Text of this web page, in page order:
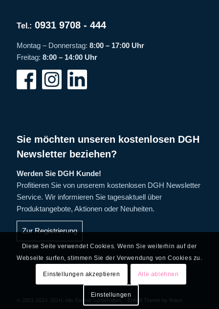
Tel.: 0931 9708 - 444
Montag – Donnerstag: 8:00 – 17:00 Uhr
Freitag: 8:00 – 14:00 Uhr
Sie möchten unseren kostenlosen DGH
Newsletter beziehen?
Werden Sie DGH Kunde!
Profitieren Sie von unserem kostenlosen DGH Newsletter
Service. Wir informieren Sie tagesaktuell über
Produktangebote, Aktionen oder Neuheiten.
Zur Registrierung
© 2001-2024, DGH. Alle Rechte vorbehalten. - Enfold Theme by Kriesi
Diese Seite verwendet Cookies. Wenn Sie weiterhin auf der
Webseite surfen, stimmen Sie der Verwendung von Cookies zu.
Einstellungen akzeptieren Alle ablehnen
Einstellungen